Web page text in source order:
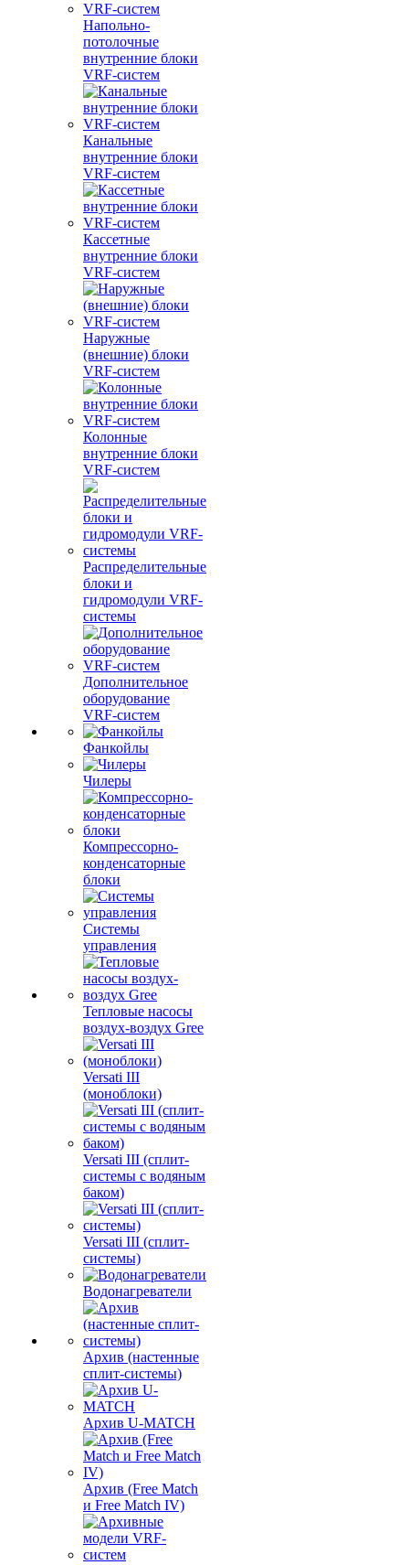
Напольно-
потолочные
внутренние блоки
VRF-систем
Канальные
внутренние блоки
VRF-систем
Кассетные
внутренние блоки
VRF-систем
Наружные
(внешние) блоки
VRF-систем
Колонные
внутренние блоки
VRF-систем
Распределительные
блоки и
гидромодули VRF-
системы
Дополнительное
оборудование
VRF-систем
Фанкойлы
Чилеры
Компрессорно-
конденсаторные
блоки
Системы
управления
Тепловые насосы
воздух-воздух Gree
Versati III
(моноблоки)
Versati III (сплит-
системы с водяным
баком)
Versati III (сплит-
системы)
Водонагреватели
Архив (настенные
сплит-системы)
Архив U-MATCH
Архив (Free Match
и Free Match IV)